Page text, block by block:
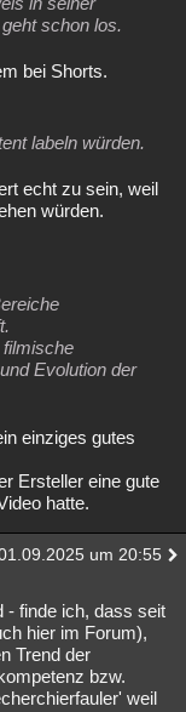
schon los.
bei Shorts.
labeln würden.
echt zu sein, weil
würden.
filmische
Evolution der
einziges gutes
Ersteller eine gute
hatte.
um 20:55
- finde ich, dass seit
hier im Forum),
Trend der
bzw.
weil